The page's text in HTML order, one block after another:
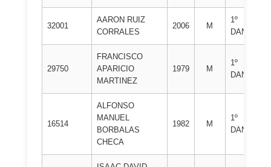
32001
AARON RUIZ
CORRALES
2006 M
1º
DAN
29750
FRANCISCO
APARICIO
MARTINEZ
1979 M
1º
DAN
16514
ALFONSO
MANUEL
BORBALAS
CHECA
1982 M
1º
DAN